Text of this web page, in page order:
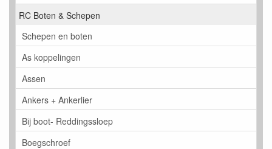
RC Boten & Schepen
Schepen en boten
As koppelingen
Assen
Ankers + Ankerlier
Bij boot- Reddingssloep
Boegschroef